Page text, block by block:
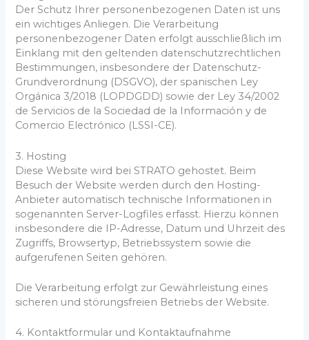
Der Schutz Ihrer personenbezogenen Daten ist uns
ein wichtiges Anliegen. Die Verarbeitung
personenbezogener Daten erfolgt ausschließlich im
Einklang mit den geltenden datenschutzrechtlichen
Bestimmungen, insbesondere der Datenschutz-
Grundverordnung (DSGVO), der spanischen Ley
Orgánica 3/2018 (LOPDGDD) sowie der Ley 34/2002
de Servicios de la Sociedad de la Información y de
Comercio Electrónico (LSSI-CE).
3. Hosting
Diese Website wird bei STRATO gehostet. Beim
Besuch der Website werden durch den Hosting-
Anbieter automatisch technische Informationen in
sogenannten Server-Logfiles erfasst. Hierzu können
insbesondere die IP-Adresse, Datum und Uhrzeit des
Zugriffs, Browsertyp, Betriebssystem sowie die
aufgerufenen Seiten gehören.
Die Verarbeitung erfolgt zur Gewährleistung eines
sicheren und störungsfreien Betriebs der Website.
4. Kontaktformular und Kontaktaufnahme